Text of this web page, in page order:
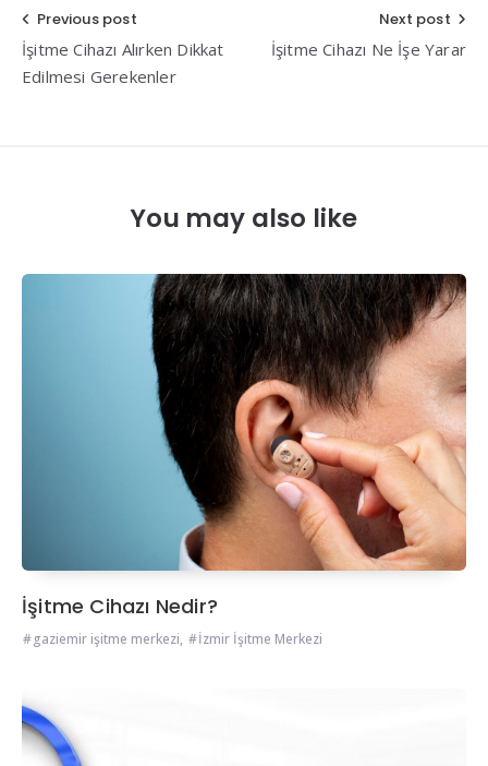
Yazı
gezinmesi
Previous post
İşitme Cihazı Alırken Dikkat
Edilmesi Gerekenler
Next post
İşitme Cihazı Ne İşe Yarar
You may also like
İşitme Cihazı Nedir?
gaziemir işitme merkezi, İzmir İşitme Merkezi